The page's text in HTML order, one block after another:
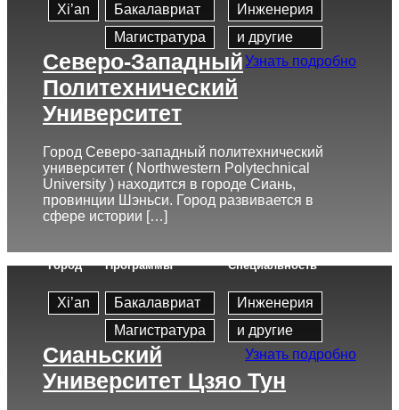
Xi’an
Бакалавриат
Магистратура
Инженерия
и другие
Узнать подробно
Северо-Западный
Политехнический
Университет
Город Северо-западный политехнический
университет ( Northwestern Polytechnical
University ) находится в городе Сиань,
провинции Шэньси. Город развивается в
сфере истории […]
Город
Xi’an
Программы
Бакалавриат
Магистратура
Cпециальность
Инженерия
и другие
Узнать подробно
Сианьский
Университет Цзяо Тун